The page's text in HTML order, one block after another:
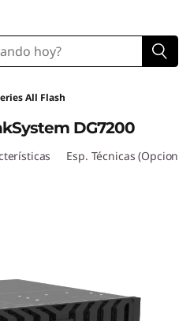
All Flash
DG7200
Esp. Técnicas